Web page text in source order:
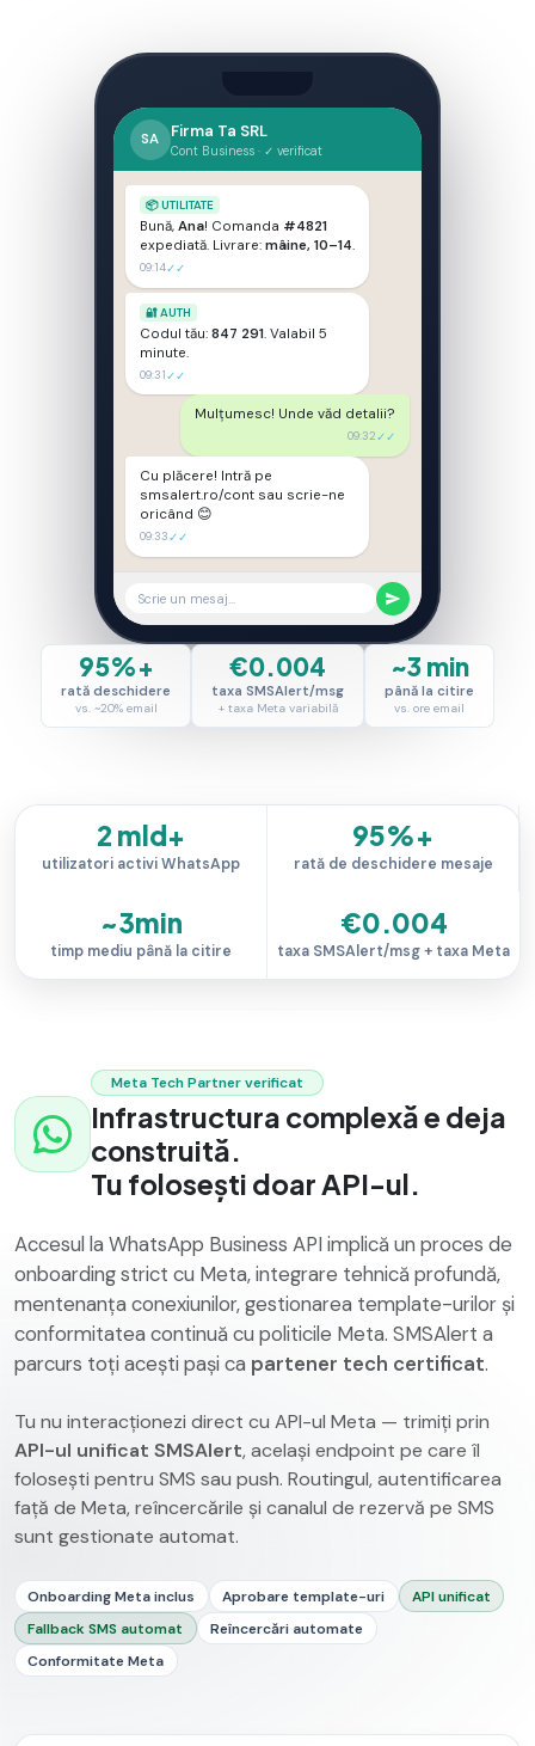
SA Firma Ta SRL
Cont Business · ✓ verificat
📦 UTILITATE
Bună,Ana! Comanda #4821
expediată. Livrare:mâine, 10–14.
09:14✓✓
🔐 AUTH
Codul tău:847 291. Valabil 5
minute.
09:31✓✓
Mulțumesc! Unde văd detalii?
09:32✓✓
Cu plăcere! Intră pe
smsalert.ro/cont sau scrie-ne
oricând 😊
09:33✓✓
Scrie un mesaj...
95%+
rată deschidere
vs. ~20% email
€0.004
taxa SMSAlert/msg
+ taxa Meta variabilă
~3 min
până la citire
vs. ore email
2 mld+
utilizatori activi WhatsApp
95%+
rată de deschidere mesaje
~3min
timp mediu până la citire
€0.004
taxa SMSAlert/msg + taxa Meta
Meta Tech Partner verificat
Infrastructura complexă e deja
construită.
Tu folosești doar API-ul.
Accesul la WhatsApp Business API implică un proces de
onboarding strict cu Meta, integrare tehnică profundă,
mentenanța conexiunilor, gestionarea template-urilor și
conformitatea continuă cu politicile Meta. SMSAlert a
parcurs toți acești pași ca partener tech certificat.
Tu nu interacționezi direct cu API-ul Meta — trimiți prin
API-ul unificat SMSAlert, același endpoint pe care îl
folosești pentru SMS sau push. Routingul, autentificarea
față de Meta, reîncercările și canalul de rezervă pe SMS
sunt gestionate automat.
Onboarding Meta inclus Aprobare template-uri
API unificat
Fallback SMS automat
Reîncercări automate
Conformitate Meta